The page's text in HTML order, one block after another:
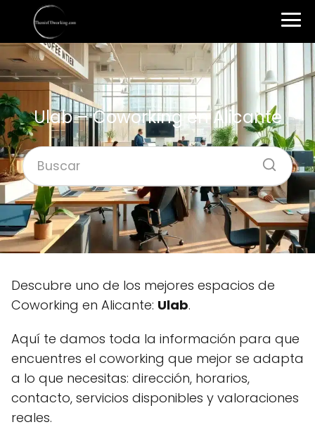
Ulab – Coworking en Alicante
Descubre uno de los mejores espacios de
Coworking en Alicante: Ulab.
Aquí te damos toda la información para que
encuentres el coworking que mejor se adapta
a lo que necesitas: dirección, horarios,
contacto, servicios disponibles y valoraciones
reales.